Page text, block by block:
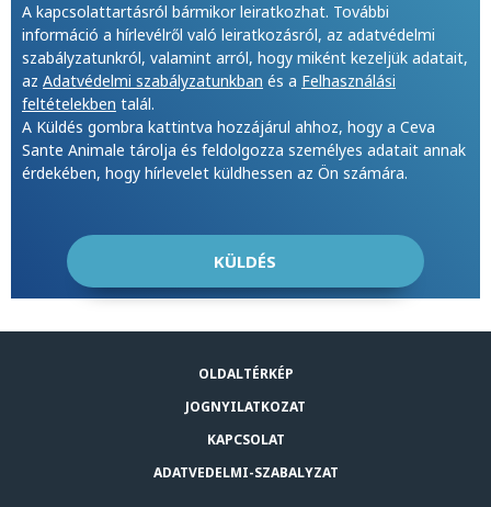
A kapcsolattartásról bármikor leiratkozhat. További
információ a hírlevélről való leiratkozásról, az adatvédelmi
szabályzatunkról, valamint arról, hogy miként kezeljük adatait,
az Adatvédelmi szabályzatunkban és a Felhasználási
feltételekben talál.
A Küldés gombra kattintva hozzájárul ahhoz, hogy a Ceva
Sante Animale tárolja és feldolgozza személyes adatait annak
érdekében, hogy hírlevelet küldhessen az Ön számára.
OLDALTÉRKÉP
JOGNYILATKOZAT
KAPCSOLAT
ADATVEDELMI-SZABALYZAT